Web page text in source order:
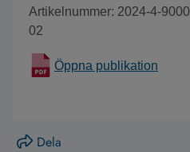
Artikelnummer: 2024-4-9000
02
Öppna publikation
Dela